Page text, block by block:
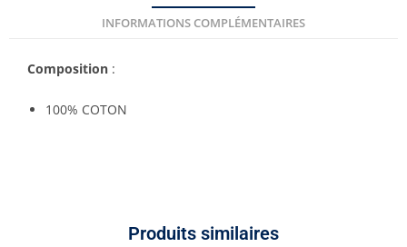
INFORMATIONS COMPLÉMENTAIRES
Composition :
100% COTON
Produits similaires